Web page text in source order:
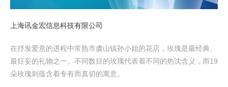
上海讯金宏信息科技有限公司
在抒发爱意的进程中常熟市虞山镇孙小姐的花店，玫瑰是最经典、
最狂妄的礼物之一。不同数目的玫瑰代表着不同的热沈含义，而19
朵玫瑰则蕴含着专有而真切的寓意。